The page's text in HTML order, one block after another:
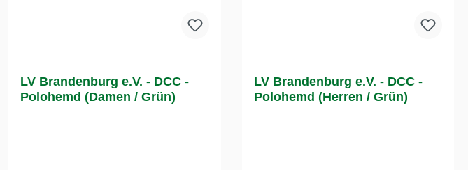
LV Brandenburg e.V. - DCC -
Polohemd (Damen / Grün)
LV Brandenburg e.V. - DCC -
Polohemd (Herren / Grün)